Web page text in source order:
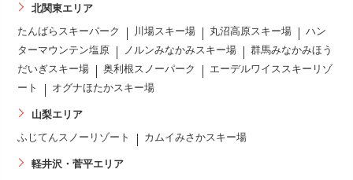
北関東エリア
たんばらスキーパーク 川場スキー場 丸沼高原スキー場
ハン
ターマウンテン塩原
ノルンみなかみスキー場
群馬みなかみほう
だいぎスキー場
奥利根スノーパーク
エーデルワイススキーリゾ
ート
オグナほたかスキー場
山梨エリア
ふじてんスノーリゾート カムイみさかスキー場
軽井沢・菅平エリア